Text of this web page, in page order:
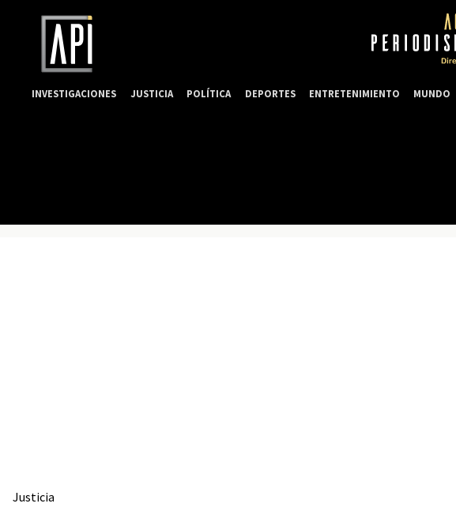
Justicia
INVESTIGACIONES JUSTICIA POLÍTICA DEPORTES ENTRETENIMIENTO MUNDO